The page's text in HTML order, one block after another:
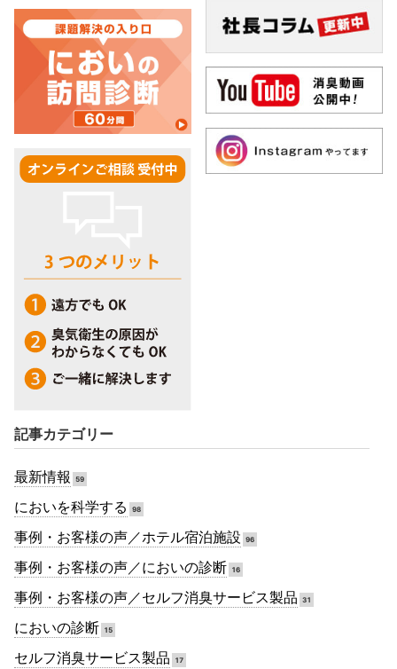
記事カテゴリー
最新情報 59
においを科学する 98
事例・お客様の声／ホテル宿泊施設 96
事例・お客様の声／においの診断 16
事例・お客様の声／セルフ消臭サービス製品 31
においの診断 15
セルフ消臭サービス製品 17